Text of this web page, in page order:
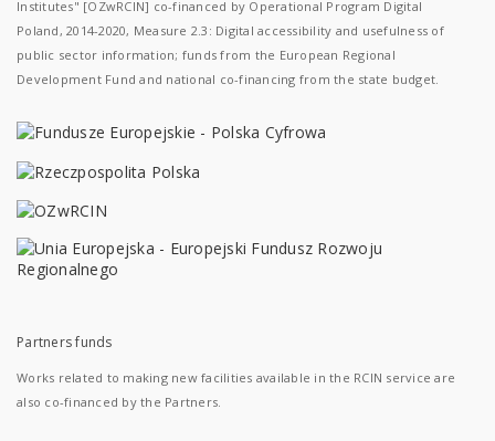
Institutes" [OZwRCIN] co-financed by Operational Program Digital
Poland, 2014-2020, Measure 2.3: Digital accessibility and usefulness of
public sector information; funds from the European Regional
Development Fund and national co-financing from the state budget.
Partners funds
Works related to making new facilities available in the RCIN service are
also co-financed by the Partners.